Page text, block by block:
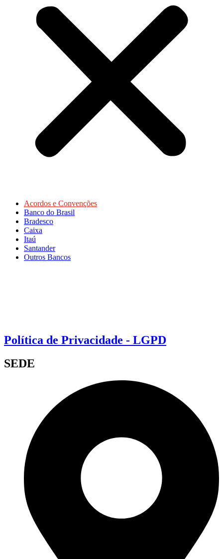
Acordos e Convenções
Banco do Brasil
Bradesco
Caixa
Itaú
Santander
Outros Bancos
Política de Privacidade - LGPD
SEDE